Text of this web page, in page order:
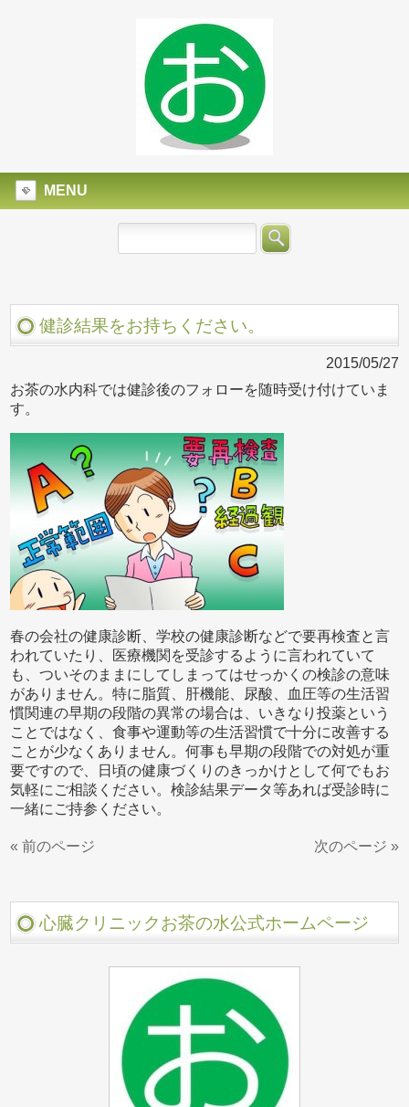
MENU
健診結果をお持ちください。
2015/05/27
お茶の水内科では健診後のフォローを随時受け付けていま
す。
春の会社の健康診断、学校の健康診断などで要再検査と言
われていたり、医療機関を受診するように言われていて
も、ついそのままにしてしまってはせっかくの検診の意味
がありません。特に脂質、肝機能、尿酸、血圧等の生活習
慣関連の早期の段階の異常の場合は、いきなり投薬という
ことではなく、食事や運動等の生活習慣で十分に改善する
ことが少なくありません。何事も早期の段階での対処が重
要ですので、日頃の健康づくりのきっかけとして何でもお
気軽にご相談ください。検診結果データ等あれば受診時に
一緒にご持参ください。
« 前のページ 次のページ »
心臓クリニックお茶の水公式ホームページ